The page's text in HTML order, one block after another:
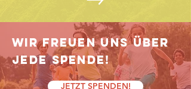
Wir freuen uns über
jede Spende!
JETZT SPENDEN!